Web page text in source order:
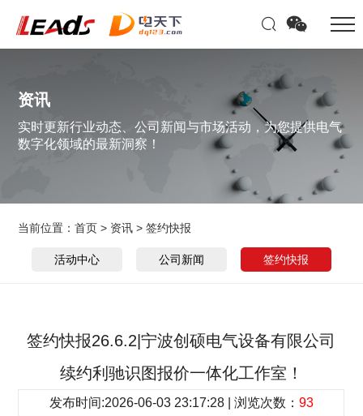
资讯
实时更新行业动态、公司新闻与市场活动，为您提供电气
数字化领域的最新洞察！
当前位置：首页 > 资讯 >签约快报
活动中心 公司新闻 签约快报
签约快报26.6.2|宁波创硕电气设备有限公司
续约利驰识图报价一体化工作室！
发布时间:2026-06-03 23:17:28 | 浏览次数： 93